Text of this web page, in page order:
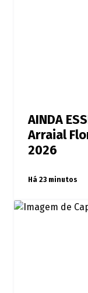
AINDA
Arraial
2026
Há 23 minutos